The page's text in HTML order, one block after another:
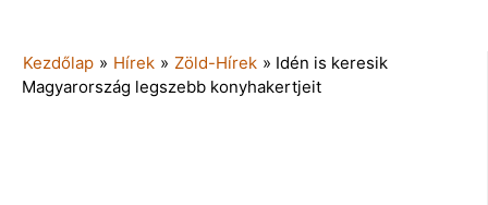
Kezdőlap » Hírek » Zöld-Hírek » Idén is keresik
Magyarország legszebb konyhakertjeit